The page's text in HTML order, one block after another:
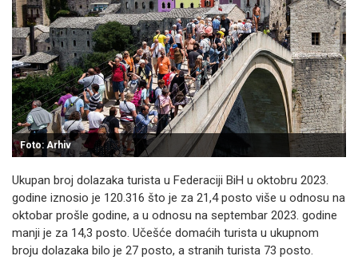
Foto: Arhiv
Ukupan broj dolazaka turista u Federaciji BiH u oktobru 2023.
godine iznosio je 120.316 što je za 21,4 posto više u odnosu na
oktobar prošle godine, a u odnosu na septembar 2023. godine
manji je za 14,3 posto. Učešće domaćih turista u ukupnom
broju dolazaka bilo je 27 posto, a stranih turista 73 posto.